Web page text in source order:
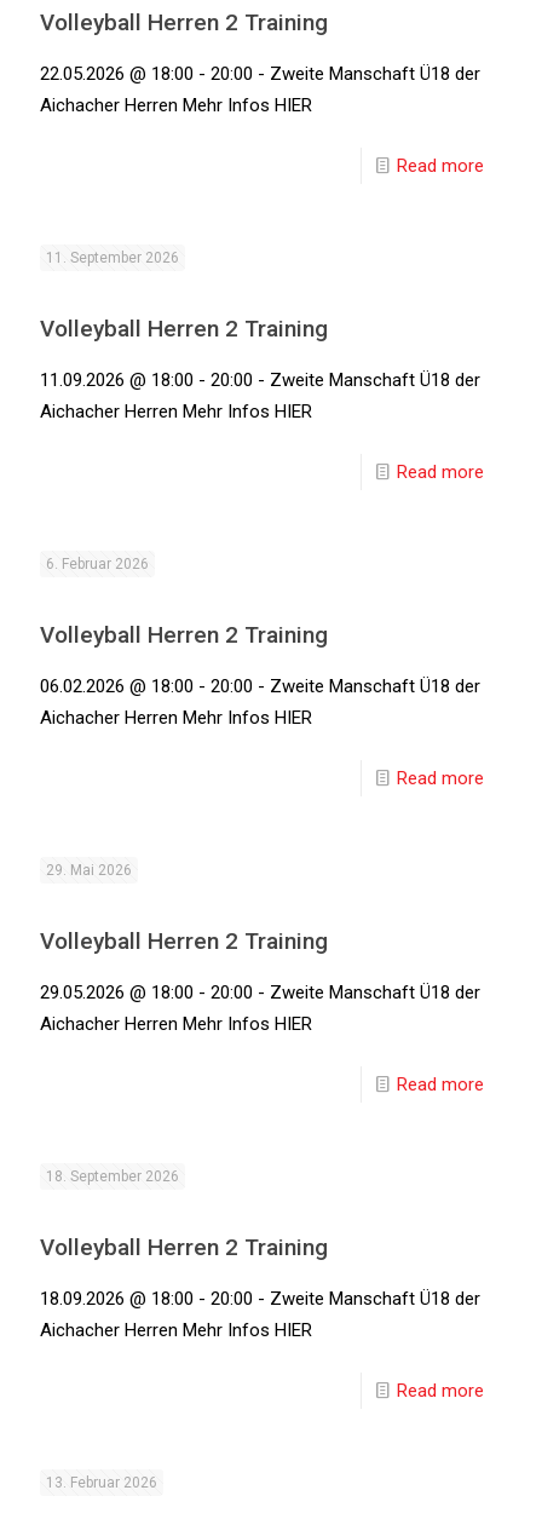
Volleyball Herren 2 Training
22.05.2026 @ 18:00 - 20:00 - Zweite Manschaft Ü18 der
Aichacher Herren Mehr Infos HIER
Read more
11. September 2026
Volleyball Herren 2 Training
11.09.2026 @ 18:00 - 20:00 - Zweite Manschaft Ü18 der
Aichacher Herren Mehr Infos HIER
Read more
6. Februar 2026
Volleyball Herren 2 Training
06.02.2026 @ 18:00 - 20:00 - Zweite Manschaft Ü18 der
Aichacher Herren Mehr Infos HIER
Read more
29. Mai 2026
Volleyball Herren 2 Training
29.05.2026 @ 18:00 - 20:00 - Zweite Manschaft Ü18 der
Aichacher Herren Mehr Infos HIER
Read more
18. September 2026
Volleyball Herren 2 Training
18.09.2026 @ 18:00 - 20:00 - Zweite Manschaft Ü18 der
Aichacher Herren Mehr Infos HIER
Read more
13. Februar 2026